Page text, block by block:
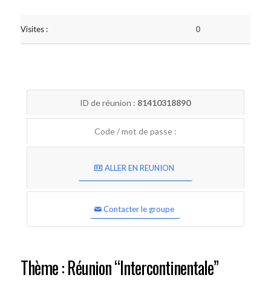
Visites : 0
ID de réunion : 81410318890
Code / mot de passe :
ALLER EN REUNION
Contacter le groupe
Thème : Réunion “Intercontinentale”